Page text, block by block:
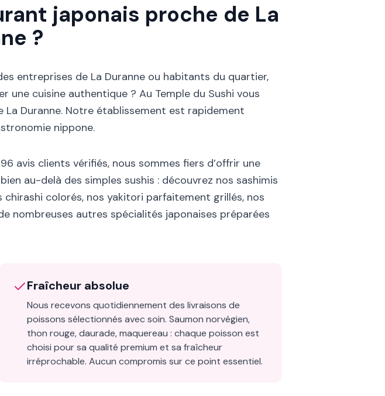
japonais proche de La
?
entreprises de La Duranne ou habitants du quartier,
cuisine authentique ? Au Temple du Sushi vous
La Duranne. Notre établissement est rapidement
nippone.
avis clients vérifiés, nous sommes fiers d’offrir une
au-delà des simples sushis : découvrez nos sashimis
colorés, nos yakitori parfaitement grillés, nos
autres spécialités japonaises préparées
Fraîcheur absolue
Nous recevons quotidiennement des livraisons de
poissons sélectionnés avec soin. Saumon norvégien,
thon rouge, daurade, maquereau : chaque poisson est
choisi pour sa qualité premium et sa fraîcheur
irréprochable. Aucun compromis sur ce point essentiel.